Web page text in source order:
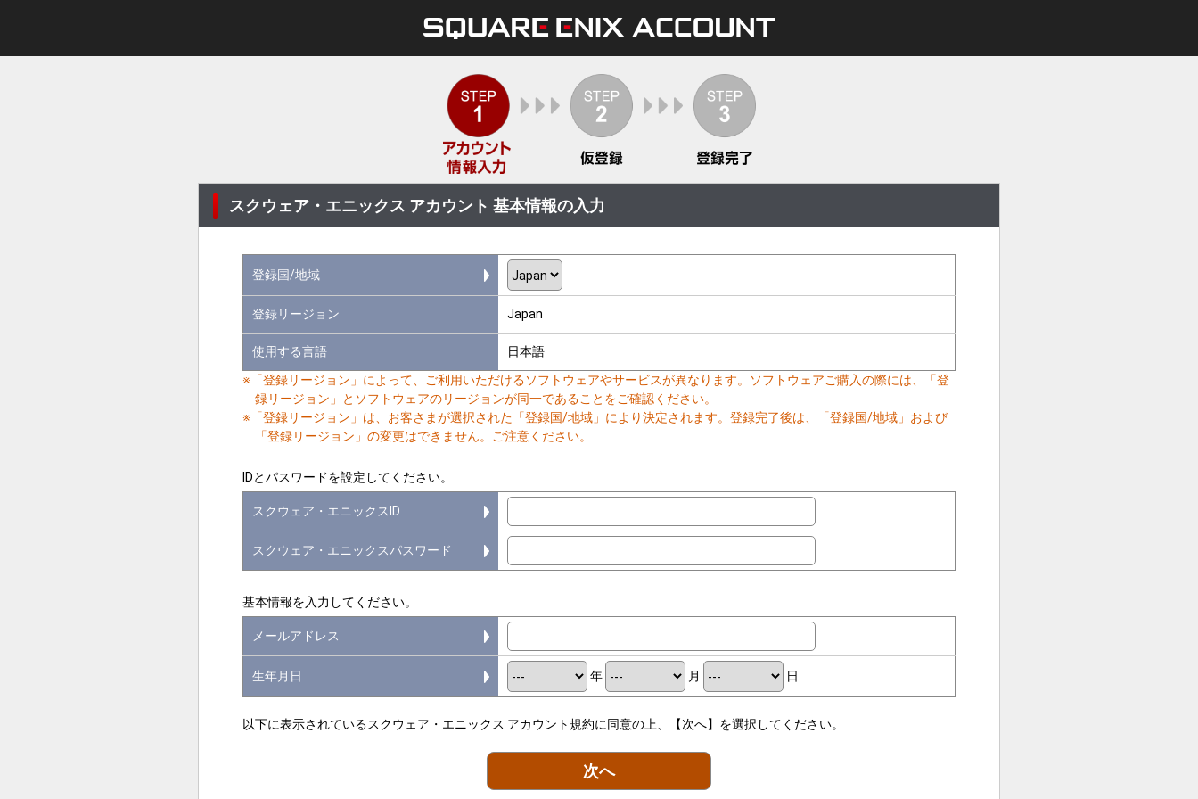
スクウェア・エニックス アカウント 基本情報の入力
登録国/地域
登録リージョン Japan
使用する言語
日本語
※「登録リージョン」によって、ご利用いただけるソフトウェアやサービスが異なります。ソフトウェアご購入の際には、「登
録リージョン」とソフトウェアのリージョンが同一であることをご確認ください。
※「登録リージョン」は、お客さまが選択された「登録国/地域」により決定されます。登録完了後は、「登録国/地域」および
「登録リージョン」の変更はできません。ご注意ください。
IDとパスワードを設定してください。
スクウェア・エニックスID
スクウェア・エニックスパスワード
基本情報を入力してください。
メールアドレス
生年月日 年 月 日
以下に表示されているスクウェア・エニックス アカウント規約に同意の上、【次へ】を選択してください。
次へ